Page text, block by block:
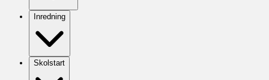
Inredning
Skolstart